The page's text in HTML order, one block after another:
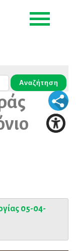
05-04-